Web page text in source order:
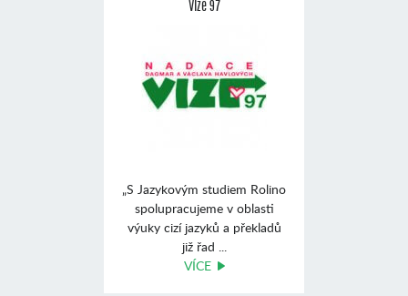
Vize 97
„S Jazykovým studiem Rolino
spolupracujeme v oblasti
výuky cizí jazyků a překladů
již řad ...
VÍCE